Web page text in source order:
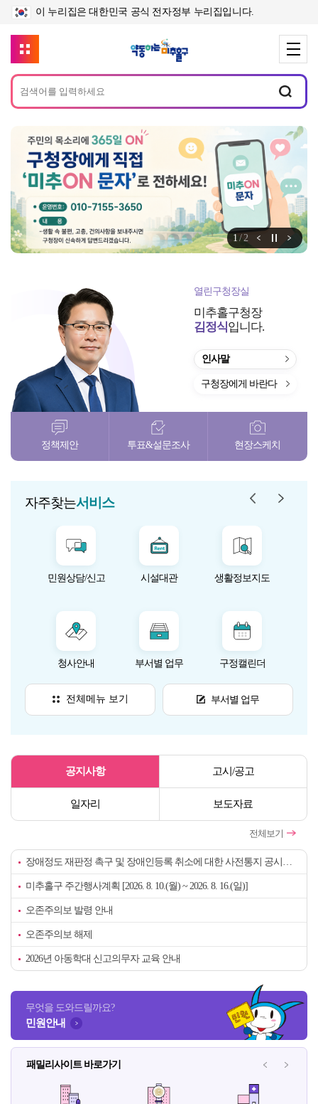
이 누리집은 대한민국 공식 전자정부 누리집입니다.
열린구청장실
미추홀구청장
김정식입니다.
인사말
구청장에게 바란다
정책제안 투표&설문조사 현장스케치
1 / 2 알림존 이전
정지 알
자주찾는서비스
전체메뉴 보기 부서별 업무
민원상담/신고
청사안내
시설대관
부서별 업무
생활정보지도
구정캘린더
자주찾는
게
공지사항 고시/공고
일자리 보도자료
장애정도 재판정 촉구 및 장애인등록 취소에 대한 사전통지 공시송달 공고
미추홀구 주간행사계획 [2026. 8. 10.(월) ~ 2026. 8. 16.(일)]
오존주의보 발령 안내
오존주의보 해제
2026년 아동학대 신고의무자 교육 안내
전체보기
무엇을 도와드릴까요?
민원안내
패밀리사이트 바로가기 패밀리사